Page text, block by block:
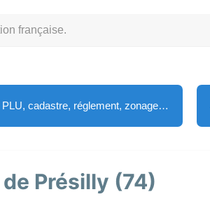
française.
PLU, cadastre, réglement, zonage…
Présilly (74)